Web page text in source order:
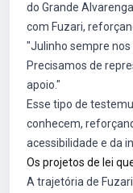
do Grande
com Fuzari,
"Julinho sempre nos
Precisamos de
apoio."
Esse tipo de
conhecem,
acessibilidade e da
Os projetos de lei
A trajetória de